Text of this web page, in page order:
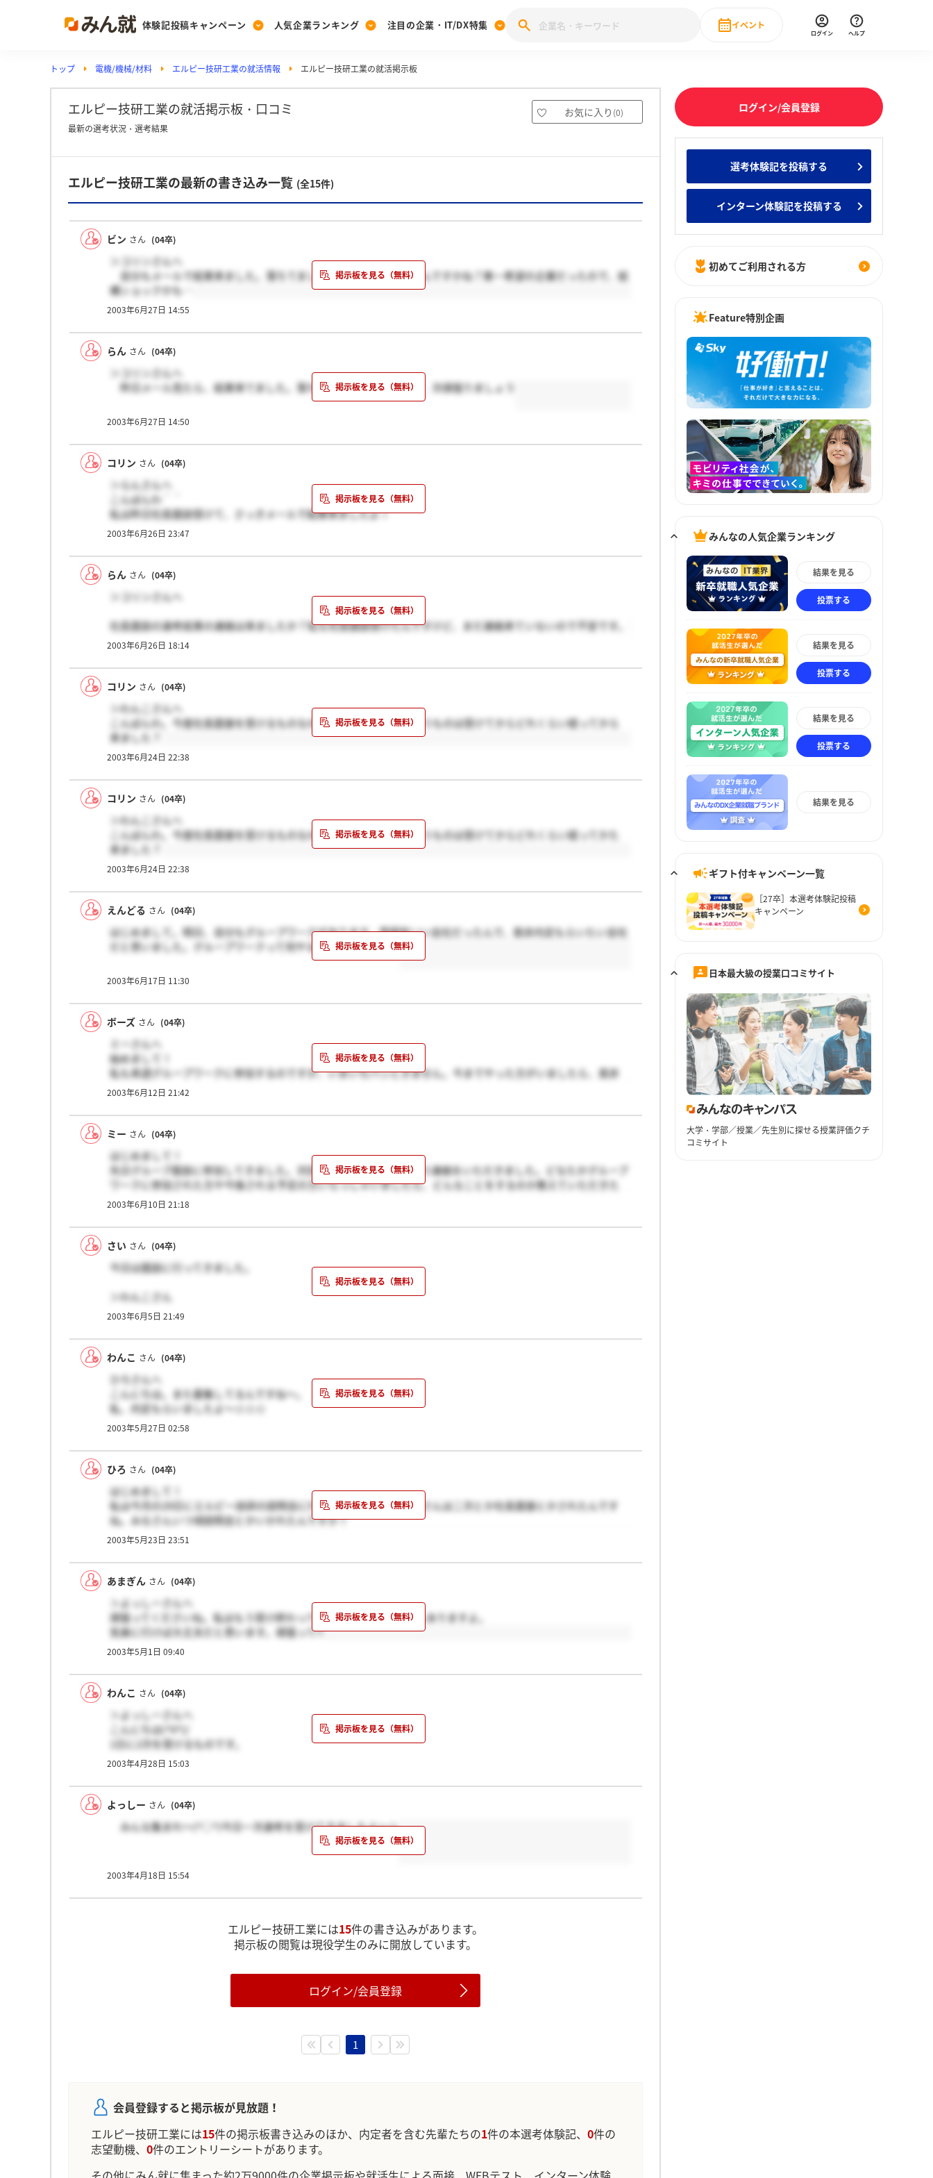
体験記投稿キャンペーン
Post
投稿する
[27卒] 本選考体験記投稿キャンペーン
人気企業ランキング
Ranking
ランキングを見る
Vote
投票する
みんなの新卒就職人気企業ランキング みんなのインターン人気企業ランキ
注目の企業・IT/DX特集
PickUp
注目の企業特集
28卒 IT・DX現場社員インタビュー
動画で知ろう！業界・企業研究
イベント
直近のイベント一覧
ログイン ヘルプ
トップ 電機/機械/材料 エルピー技研工業の就活情報 エルピー技研工業の就活掲示板
エルピー技研工業の就活掲示板・口コミ お気に入り (0)
最新の選考状況・選考結果
エルピー技研工業の最新の書き込み一覧 (全15件)
ビン さん (04卒)
＞コリンさんへ
自分もメールで結果来ました。落ちてました～。皆さんはどうなんですかね？第一希望の企業だったので、結
構ショックかも…
2003年6月27日 14:55
らん さん (04卒)
＞コリンさんへ
昨日メール見たら、結果来てました。落ちていましたよ。お互い、次頑張りましょう
2003年6月27日 14:50
コリン さん (04卒)
＞らんさんへ
こんばんわ＾＾
私は昨日社長面談受けて、さっきメールで結果来ましたよ！
今までは電話連絡だったのに、今回はメールでした・・・。
らんさんはまだ来ないのかな？良い返事が来るといいですね＾＾/
お互い頑張りましょう！
2003年6月26日 23:47
らん さん (04卒)
＞コリンさんへ
社長面談の選考結果の連絡は来ましたか？私も社長面談受けたんですけど、まだ連絡来ていないので不安です。
2003年6月26日 18:14
コリン さん (04卒)
＞わんこさんへ
こんばんわ。今度社長面接を受けるものなのですが、選考結果というものは受けてからどれくらい経ってから
来ました？
2003年6月24日 22:38
コリン さん (04卒)
＞わんこさんへ
こんばんわ。今度社長面接を受けるものなのですが、選考結果というものは受けてからどれくらい経ってかた
来ました？
2003年6月24日 22:38
えんどる さん (04卒)
はじめまして。明日、自分もグループワークがあります。雰囲気いい会社だったんで、是非内定もらいたい会社
だと思いました。グループワークって何やるんでしょうね？？
2003年6月17日 11:30
ボーズ さん (04卒)
ミーさんへ
始めまして！
私も来週グループワークに参加するのですが、いまいちパッときません。今までやった方がいましたら、是非
とも教えた下さい！
2003年6月12日 21:42
ミー さん (04卒)
はじめまして！
先日グループ面談に参加してきました。次回はグループワークという連絡をいただきました。どなたかグループ
ワークに参加された方や今後される予定の方いらっしゃいましたら、どんなことをするのか教えていただきた
いと思います。宜しくお願いいたします！！
2003年6月10日 21:18
さい さん (04卒)
今日は面談に行ってきました。
＞わんこさん
はじめまして。
次は面接なのでしょうか？
2003年6月5日 21:49
わんこ さん (04卒)
ひろさんへ
こんにちは。また募集してるんですね～。
私、内定もらいましたよ～☆☆☆
すっごく人がいい会社ですよ。
面接はお茶のみながら楽しく進んでいく感じです。頑張ってくださいね～♪
2003年5月27日 02:58
ひろ さん (04卒)
はじめまして！
私は今月の29日にエルピー技研の説明会に行くんですけど、もう皆さんは二次とか社長面接とかされたんです
ね。みなさんいつ頃説明会とかいかれたんですか？
なんかいい情報あったら教えてください！！
2003年5月23日 23:51
あまぎん さん (04卒)
＞よっしーさんへ
頑張ってくださいね。私はもう受け終わって次回の社長面接が8日にありますよ。
気楽に行けば大丈夫だと思います。頑張って!!
2003年5月1日 09:40
わんこ さん (04卒)
＞よっしーさんへ
こんにちは(^0^)/
1日に2次を受けるものです。
カキコがあったなんて知りませんでした。
2003年4月28日 15:03
よっしー さん (04卒)
みんな集まれ～(^○^)今日一次選考を受けてきましたよ～☆
2003年4月18日 15:54
エルピー技研工業には15件の書き込みがあります。
掲示板の閲覧は現役学生のみに開放しています。
ログイン/会員登録
1
会員登録すると掲示板が見放題！
エルピー技研工業には15件の掲示板書き込みのほか、内定者を含む先輩たちの1件の本選考体験記、 0件の
志望動機、 0件のエントリーシートがあります。
ログイン/会員登録
選考体験記を投稿する
インターン体験記を投稿する
初めてご利用される方
Feature特別企画
みんなの人気企業ランキング
結果を見る
投票する
結果を見る
投票する
結果を見る
投票する
結果を見る
ギフト付キャンペーン一覧
［27卒］本選考体験記投稿
キャンペーン
日本最大級の授業口コミサイト
大学・学部／授業／先生別に探せる授業評価クチ
コミサイト